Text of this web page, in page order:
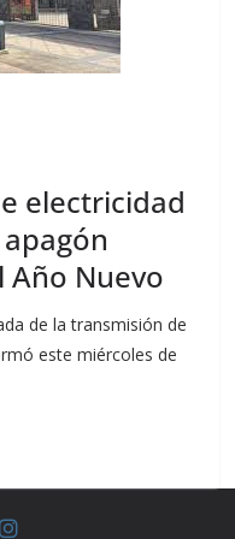
electricidad
Año Nuevo
de la transmisión de
este miércoles de